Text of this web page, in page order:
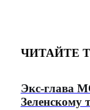
ЧИТАЙТЕ
Экс-глава
Зеленскому